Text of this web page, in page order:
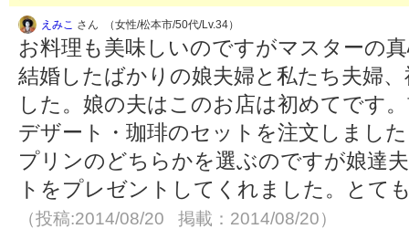
えみこ さん （女性/松本市/50代/Lv.34）
お料理も美味しいのですがマスターの
結婚したばかりの娘夫婦と私たち夫婦
した。娘の夫はこのお店は初めてです
デザート・珈琲のセットを注文しまし
プリンのどちらかを選ぶのですが娘達
トをプレゼントしてくれました。とて
（投稿:2014/08/20 掲載：2014/08/20）